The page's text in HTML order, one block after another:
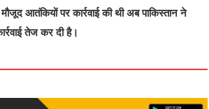
आतंकियों पर कार्रवाई की थी अब पाकिस्तान ने
तेज कर दी है।